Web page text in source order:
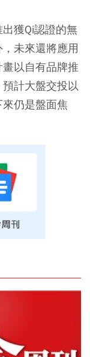
獲Qi認證的無
未來還將應用
以自有品牌推
計大盤交投以
仍是盤面焦